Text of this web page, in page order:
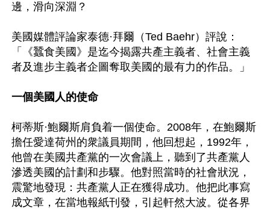
邊，滑向深淵？
美國媒體評論家泰德·拜爾（Ted Baehr）評說：
「《蠶食美國》是迄今揭露共產主義者、社會主義
者及進步主義者企圖奪取美國的最有力的作品。」
一個美國人的使命
柯蒂斯·鮑爾斯肩負着一個使命。2008年，在鮑爾斯
擔任愛達荷州的衆議員期間，他回想起，1992年，
他曾在美國共產黨的一次會議上，聽到了共產黨人
滲透美國的計劃和步驟。他對照當時的社會狀況，
震驚地發現：共產黨人正在獲得成功。他把此事寫
成文章，在當地報紙刊發，引起軒然大波。從各界